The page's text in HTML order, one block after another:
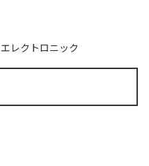
エレクトロニック